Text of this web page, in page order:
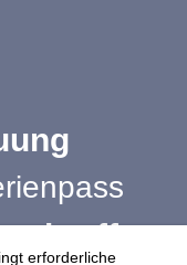
erforderliche